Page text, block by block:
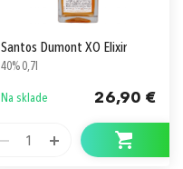
Santos Dumont XO Elixir
40% 0,7l
Na sklade 26,90 €
1